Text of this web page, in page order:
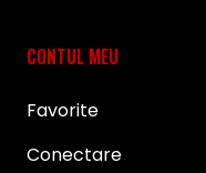
CONTUL MEU
Favorite
Conectare